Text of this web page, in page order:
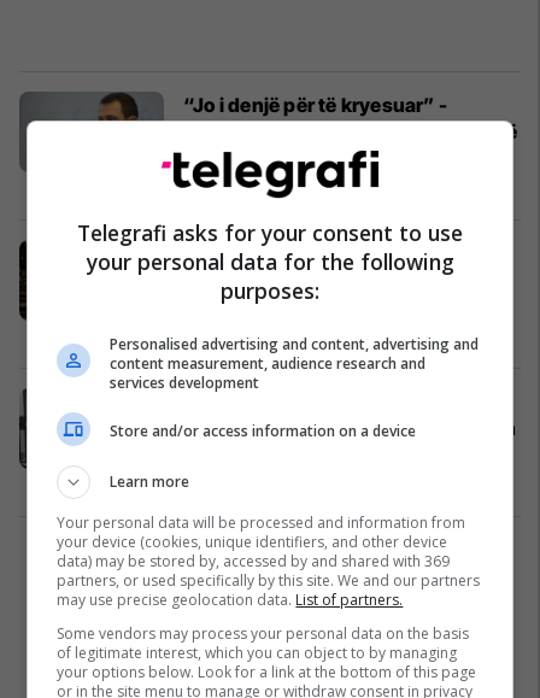
“Jo i denjë për të kryesuar” -
Krasniqi kritikon Avni Deharin, thotë
se duhet të tërhiqet nga drejtimi i
seancës
Kosovë 21/08/2025
"Terren i pashkelur kushtetues",
analistët: Gjykata Kushtetuese në
kërkim të zgjidhjes për ngërçin
politik
Kosovë 01/08/2025
ende pa kryetar – Krasniqi propozon
dalje nga kriza
Kosovë
1
Telegrafi asks for your consent to use
your personal data for the following
purposes:
Personalised advertising and content, advertising and
content measurement, audience research and
services development
Store and/or access information on a device
Learn more
Your personal data will be processed and information from
your device (cookies, unique identifiers, and other device
data) may be stored by, accessed by and shared with 369
partners, or used specifically by this site. We and our partners
may use precise geolocation data. List of partners.
Some vendors may process your personal data on the basis
of legitimate interest, which you can object to by managing
your options below. Look for a link at the bottom of this page
or in the site menu to manage or withdraw consent in privacy